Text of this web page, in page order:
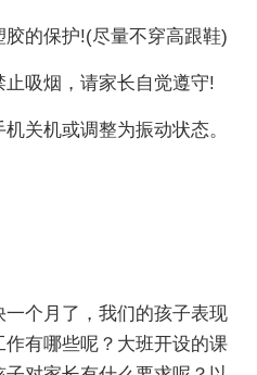
的保护!(尽量不穿高跟鞋)
吸烟，请家长自觉遵守!
关机或调整为振动状态。
个月了，我们的孩子表现
有哪些呢？大班开设的课